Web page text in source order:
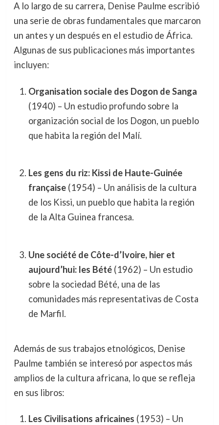
A lo largo de su carrera, Denise Paulme escribió
una serie de obras fundamentales que marcaron
un antes y un después en el estudio de África.
Algunas de sus publicaciones más importantes
incluyen:
Organisation sociale des Dogon de Sanga
(1940) – Un estudio profundo sobre la
organización social de los Dogon, un pueblo
que habita la región del Malí.
Les gens du riz: Kissi de Haute-Guinée
française(1954) – Un análisis de la cultura
de los Kissi, un pueblo que habita la región
de la Alta Guinea francesa.
Une société de Côte-d’Ivoire, hier et
aujourd’hui: les Bété(1962) – Un estudio
sobre la sociedad Bété, una de las
comunidades más representativas de Costa
de Marfil.
Además de sus trabajos etnológicos, Denise
Paulme también se interesó por aspectos más
amplios de la cultura africana, lo que se refleja
en sus libros:
Les Civilisations africaines (1953) – Un